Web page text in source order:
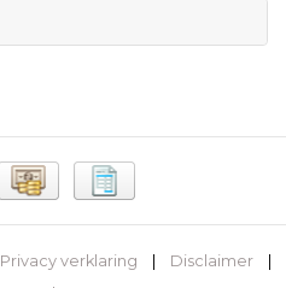
Privacy verklaring Disclaimer